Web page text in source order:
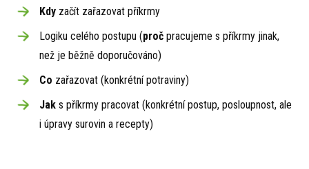
Kdy začít zařazovat příkrmy
Logiku celého postupu (proč pracujeme s příkrmy jinak,
než je běžně doporučováno)
Co zařazovat (konkrétní potraviny)
Jak s příkrmy pracovat (konkrétní postup, posloupnost, ale
i úpravy surovin a recepty)